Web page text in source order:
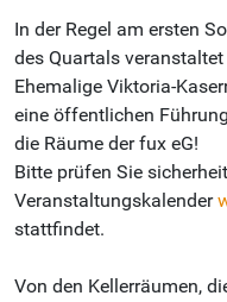
In der Regel am ersten
des Quartals veranstaltet
Ehemalige Viktoria-
eine öffentlichen
die Räume der fux eG!
Bitte prüfen Sie
Veranstaltungskalender
stattfindet.
Von den Kellerräumen,